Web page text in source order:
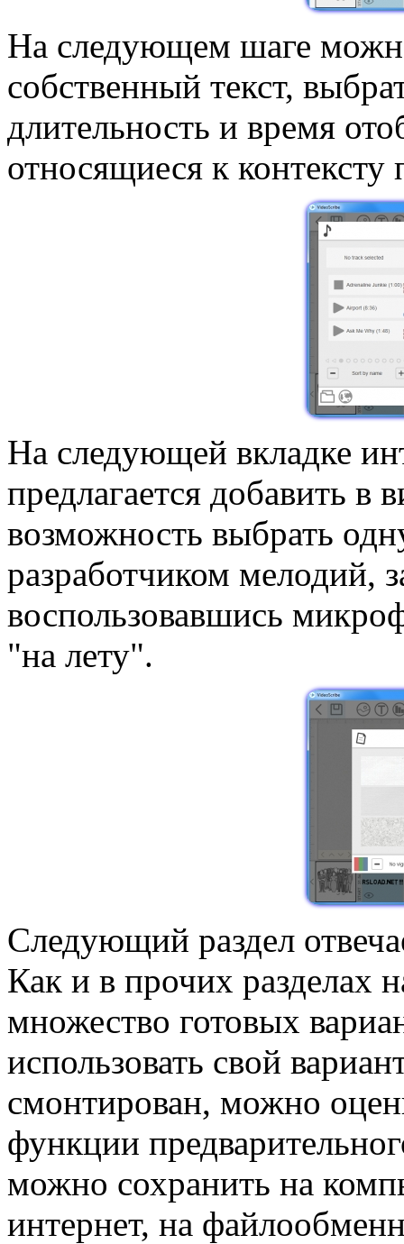
На следующем шаге
собственный текст,
длительность и время
относящиеся к контексту
На следующей вкладке
предлагается добавить
возможность выбрать
разработчиком мелодий,
воспользовавшись
"на лету".
Следующий раздел
Как и в прочих разделах
множество готовых
использовать свой
смонтирован, можно
функции
можно сохранить на
интернет, на